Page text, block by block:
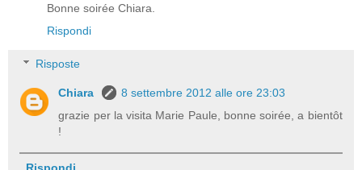
Bonne soirée Chiara.
Rispondi
Risposte
Chiara
8 settembre 2012 alle ore 23:03
grazie per la visita Marie Paule, bonne soirée, a bientôt
!